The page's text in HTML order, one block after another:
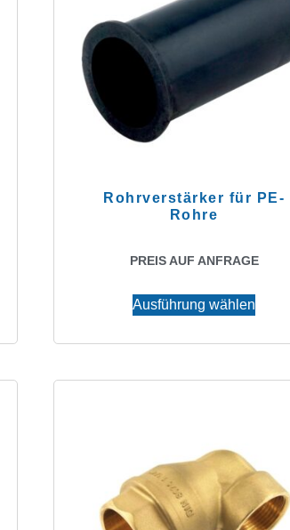
Rohrverstärker für PE-
Rohre
PREIS AUF ANFRAGE
Ausführung wählen